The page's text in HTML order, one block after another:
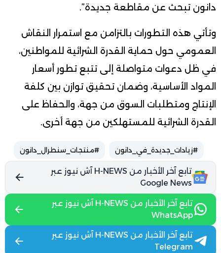
دانون تبحث عن مقاطعة جديدة”.
وتأتي هذه التطورات بالتزامن مع استمرار النقاش
العمومي حول حماية القدرة الشرائية للمواطنين،
في ظل دعوات متواصلة إلى تتبع تطور أسعار
المواد الأساسية، وضمان تحقيق توازن بين كلفة
الإنتاج ومتطلبات السوق من جهة، والحفاظ على
القدرة الشرائية للمستهلكين من جهة أخرى.
#زيادات_جديدة_في_دانون #منتجات_سنطرال_دانون
تابع آخر الأخبار من H-NEWS آش نيوز عبر
Google News
تابع آخر الأخبار من H-NEWS آش نيوز عبر
WhatsApp
تابع آخر الأخبار من H-NEWS آش نيوز عبر
Telegram